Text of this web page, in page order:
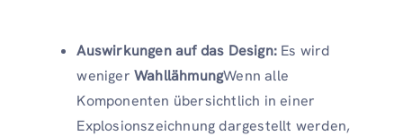
Auswirkungen auf das Design: Es wird
weniger WahllähmungWenn alle
Komponenten übersichtlich in einer
Explosionszeichnung dargestellt werden,